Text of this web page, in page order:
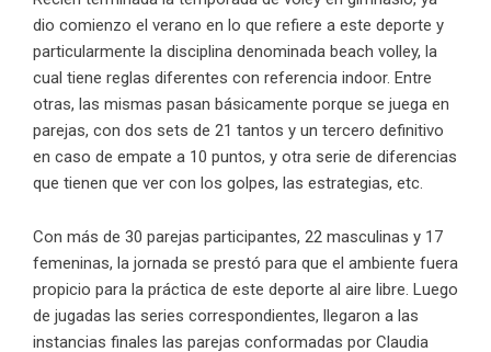
dio comienzo el verano en lo que refiere a este deporte y
particularmente la disciplina denominada beach volley, la
cual tiene reglas diferentes con referencia indoor. Entre
otras, las mismas pasan básicamente porque se juega en
parejas, con dos sets de 21 tantos y un tercero definitivo
en caso de empate a 10 puntos, y otra serie de diferencias
que tienen que ver con los golpes, las estrategias, etc.
Con más de 30 parejas participantes, 22 masculinas y 17
femeninas, la jornada se prestó para que el ambiente fuera
propicio para la práctica de este deporte al aire libre. Luego
de jugadas las series correspondientes, llegaron a las
instancias finales las parejas conformadas por Claudia